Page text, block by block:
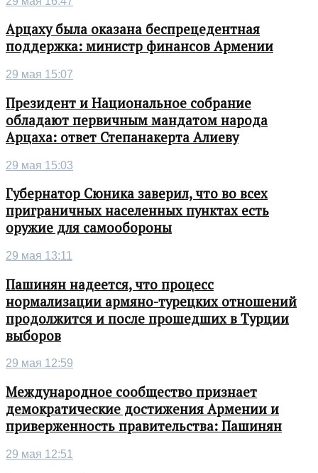
Арцаху была оказана беспрецедентная
поддержка: министр финансов Армении
29 мая 15:07
Президент и Национальное собрание
обладают первичным мандатом народа
Арцаха: ответ Степанакерта Алиеву
29 мая 15:03
Губернатор Сюника заверил, что во всех
приграничных населенных пунктах есть
оружие для самообороны
29 мая 13:11
Пашинян надеется, что процесс
нормализации армяно-турецких отношений
продолжится и после прошедших в Турции
выборов
29 мая 12:59
Международное сообщество признает
демократические достижения Армении и
приверженность правительства: Пашинян
29 мая 12:51